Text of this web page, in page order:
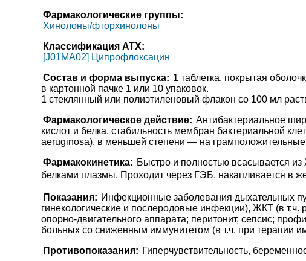
Фармакологические группы:
Хинолоны/фторхинолоны
Классификация АТХ:
[J01MA02] Ципрофлоксацин
Состав и форма выпуска: 1 таблетка, покрытая
в картонной пачке 1 или 10 упаковок.
1 стеклянный или полиэтиленовый флакон со 100 мл
Фармакологическое действие: Антибактериальное
кислот и белка, стабильность мембран бактериальной
aeruginosa), в меньшей степени — на
Фармакокинетика: Быстро и полностью всасывается
белками плазмы. Проходит через ГЭБ, накапливается в
Показания: Инфекционные заболевания дыхательных
гинекологические и послеродовые инфекции), ЖКТ (в т.ч.
опорно-двигательного аппарата; перитонит, сепсис;
больных со сниженным иммунитетом (в т.ч. при терапии
Противопоказания: Гиперчувствительность,